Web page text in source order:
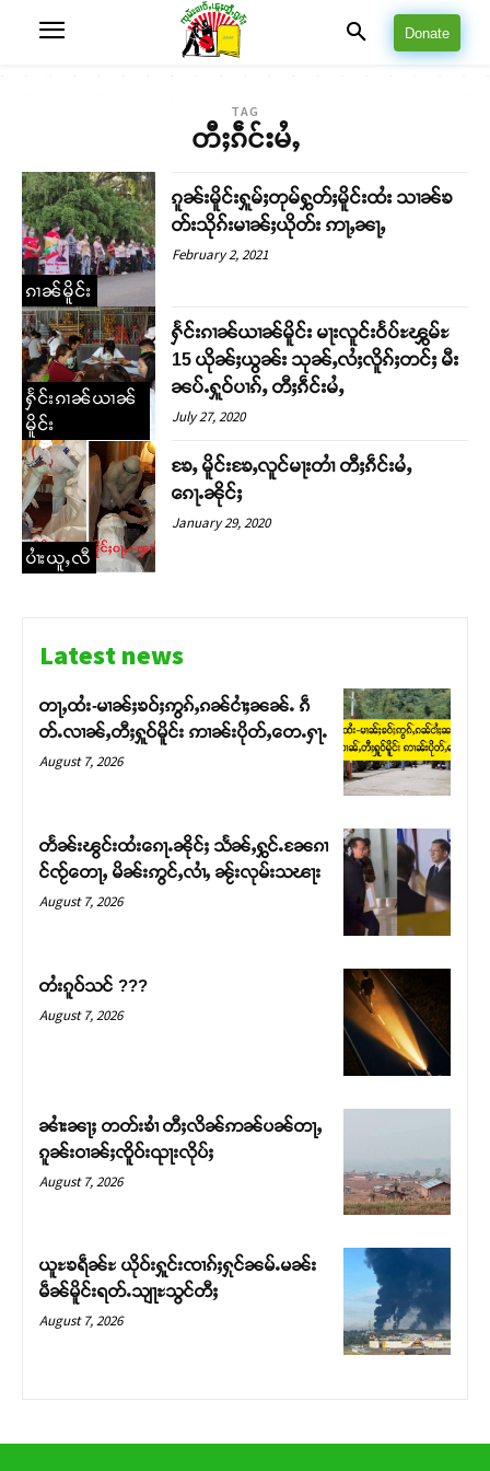
တႃႇႁႂ်ႈသဵင်ၵၢင်ၸႂ်ၵူၼ်းမိူင်း ၵူႈတီႈၵူႈလႅၼ်ပေႃးတေၸွ
တ်ႇ တူဝ်ႈလုမ်ႈၾႃႉၼၼ်ႉ ၶဝ်ႈႁူမ်ႈၵမ်ႉထႅမ် ၸုမ်းၶၢ
ဝ်ႇၽူႈတွႆႇႁွၵ်ႈ လႆႈယူႇၶႃႈဢေႃႈ။
Donate
TAG
တီႈၵဵင်းမႆႇ
ၵၢၼ်မိူင်း
ၵူၼ်းမိူင်းႁူမ်ႈတုမ်ႁွတ်ႈမိူင်းထႆး သၢၼ်ၶ
တ်းသိုၵ်းမၢၼ်ႈယိုတ်း ဢႃႇၼႃႇ
February 2, 2021
ႁႅင်းၵၢၼ်ယၢၼ်
မိူင်း
ႁႅင်းၵၢၼ်ယၢၼ်မိူင်း မႃးလူင်းဝႅပ်ႊၾွမ်ႊ
15 ယိုၼ်ႈယွၼ်း သုၼ်ႇလႆႈလိူၵ်ႈတင်ႈ မီး
ၼပ်ႉႁူဝ်ပၢၵ်ႇ တီႈၵဵင်းမႆႇ
July 27, 2020
ပၢႆးယူႇလီ
ၶႄႇ မိူင်းၶႄႇလူင်မႃးတၢႆ တီႈၵဵင်းမႆႇ
ၵေႃႉၼိုင်ႈ
January 29, 2020
Latest news
တႃႇထႆး-မၢၼ်ႈၶဝ်ႈဢွၵ်ႇၵၼ်ငၢႆႈၼၼ်ႉ ၵဵ
တ်ႉလၢၼ်ႇတီႈႁူဝ်မိူင်း ဢၢၼ်းပိုတ်ႇတေႉႁႃႉ
August 7, 2026
တႅၼ်းၽွင်းထႆးၵေႃႉၼိုင်ႈ သႅၼ်ႇႁွင်ႉၼႄၵၢ
င်ၸႂ်တေႃႇ မိၼ်းဢွင်ႇလၢႆႇ ၼႂ်းလုမ်းသၽႃး
August 7, 2026
တႆးၵူဝ်သင် ???
August 7, 2026
ၼၢႆးၼႃႈ တတ်းၶၢႆ တီႈလိၼ်ဢၼ်ပၼ်တႃႇ
ၵူၼ်းဝၢၼ်ႈၸိူဝ်းၺႃးလိုပ်ႈ
August 7, 2026
ယူႊၶရဵၼ်ႊ ယိုဝ်းႁူင်းၸၢၵ်ႈႁုင်ၼမ်ႉမၼ်း
မဵၼ်မိူင်းရတ်ႉသျႃႊသွင်တီႈ
August 7, 2026